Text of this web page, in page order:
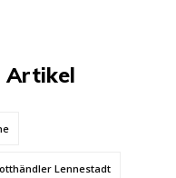
Artikel
Lennestadt